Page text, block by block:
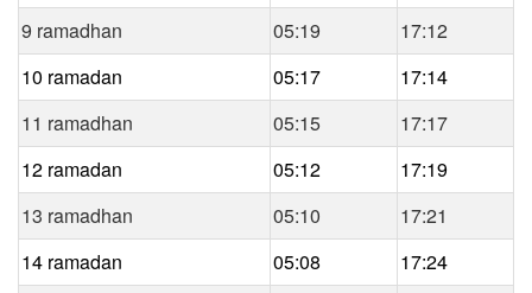
9 ramadhan
05:19
17:12
10 ramadan
05:17
17:14
11 ramadhan
05:15
17:17
12 ramadan
05:12
17:19
13 ramadhan
05:10
17:21
14 ramadan
05:08
17:24